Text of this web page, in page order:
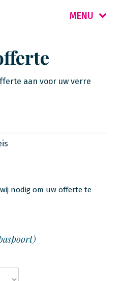
MENU
aan voor uw verre
nodig om uw offerte te